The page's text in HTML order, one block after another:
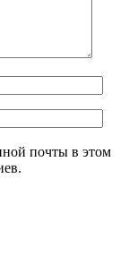
почты в этом